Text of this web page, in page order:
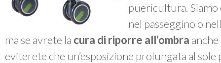
puericultura.
nel passeggino o
ma se avrete la cura di riporre all’ombra
eviterete che un’esposizione prolungata al sole